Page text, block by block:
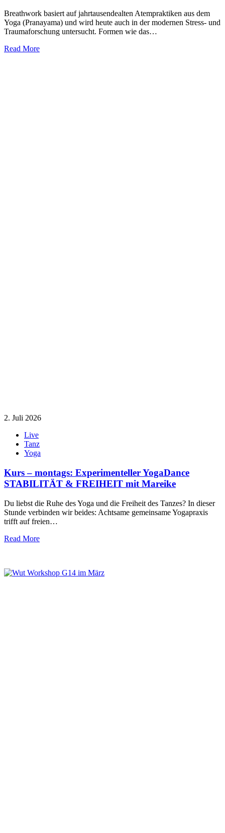
Breathwork basiert auf jahrtausendealten Atempraktiken aus dem
Yoga (Pranayama) und wird heute auch in der modernen Stress- und
Traumaforschung untersucht. Formen wie das…
Read More
2. Juli 2026
Live
Tanz
Yoga
Kurs – montags: Experimenteller YogaDance
STABILITÄT & FREIHEIT mit Mareike
Du liebst die Ruhe des Yoga und die Freiheit des Tanzes? In dieser
Stunde verbinden wir beides: Achtsame gemeinsame Yogapraxis
trifft auf freien…
Read More